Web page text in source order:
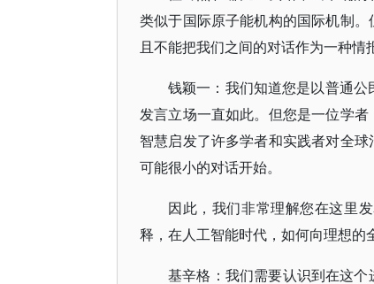
类似于国际原子能机构的国际机制
且不能把我们之间的对话作为一种情
钱颖一：我们知道您是以普通
发言立场一直如此。但您是一位学
智慧启发了许多学者和实践者对全
可能很小的对话开始。
因此，我们非常理解您在这里
释，在人工智能时代，如何向理想的
基辛格：我们需要认识到在这